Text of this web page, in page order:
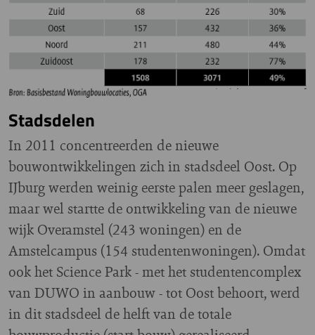
Stadsdelen
In 2011 concentreerden de nieuwe
bouwontwikkelingen zich in stadsdeel Oost. Op
IJburg werden weinig eerste palen meer geslagen,
maar wel startte de ontwikkeling van de nieuwe
wijk Overamstel (243 woningen) en de
Amstelcampus (154 studentenwoningen). Omdat
ook het Science Park - met het studentencomplex
van DUWO in aanbouw - tot Oost behoort, werd
in dit stadsdeel de helft van de totale